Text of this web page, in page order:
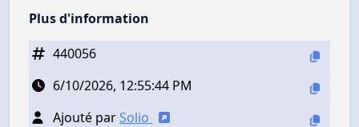
Plus d'information
440056
6/10/2026, 12:55:44 PM
Ajouté par Solio